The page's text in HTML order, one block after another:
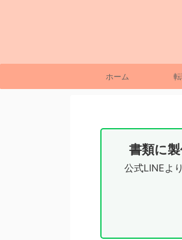
ホーム
書類に
公式LINEよ